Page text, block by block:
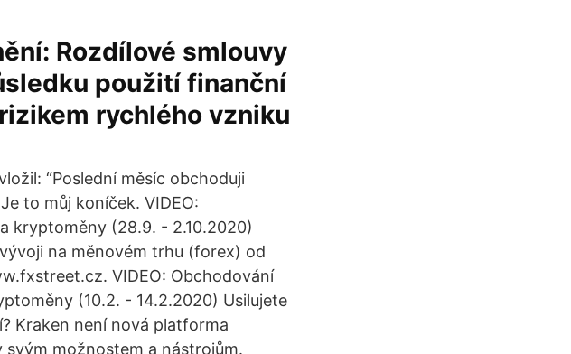
Rozdílové smlouvy
použití finanční
rychlého vzniku
“Poslední měsíc obchoduji
to můj koníček. VIDEO:
kryptoměny (28.9. - 2.10.2020)
na měnovém trhu (forex) od
VIDEO: Obchodování
(10.2. - 14.2.2020) Usilujete
Kraken není nová platforma
svým možnostem a nástrojům.